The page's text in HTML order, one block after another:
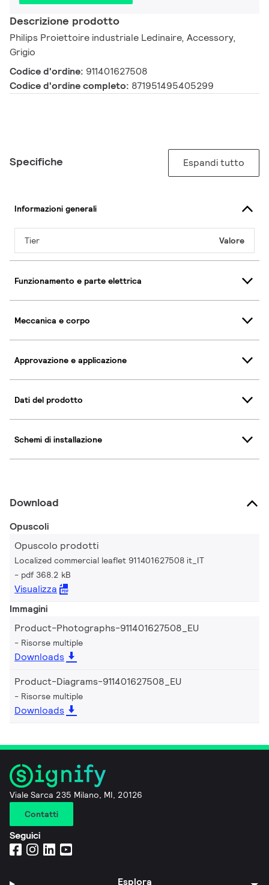
Descrizione prodotto
Philips Proiettoire industriale Ledinaire, Accessory,
Grigio
Codice d'ordine: 911401627508
Codice d'ordine completo: 871951495405299
Specifiche Espandi tutto
Informazioni generali
Tier Valore
Funzionamento e parte elettrica
Meccanica e corpo
Approvazione e applicazione
Dati del prodotto
Schemi di installazione
Download
Opuscoli
Opuscolo prodotti
Localized commercial leaflet 911401627508 it_IT
pdf 368.2 kB
Visualizza
Immagini
Product-Photographs-911401627508_EU
Risorse multiple
Downloads
Product-Diagrams-911401627508_EU
Risorse multiple
Downloads
Viale Sarca 235 Milano, MI, 20126
Contatti
Seguici
Esplora